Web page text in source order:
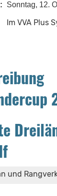
Sonntag, 12.
Im VVA Plus
und